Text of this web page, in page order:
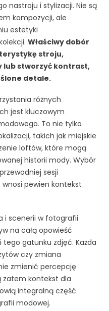
nastroju i stylizacji. Nie są
kompozycji, ale
estetyki
Właściwy dobór
stroju,
lub stworzyć kontrast,
detale.
różnych
jest kluczowym
To nie tylko
takich jak miejskie
loftów, które mogą
historii mody. Wybór
sesji
wnosi pewien kontekst
i scenerii w fotografii
na całą opowieść
gatunku zdjęć. Każda
czy zmiana
zmienić percepcję
zatem kontekst dla
integralną część
modowej.